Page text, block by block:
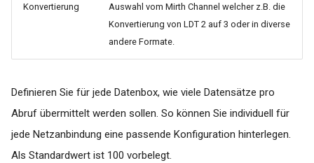
Konvertierung
Auswahl vom Mirth Channel welcher z.B. die
Konvertierung von LDT 2 auf 3 oder in diverse
andere Formate.
Definieren Sie für jede Datenbox, wie viele Datensätze pro
Abruf übermittelt werden sollen. So können Sie individuell für
jede Netzanbindung eine passende Konfiguration hinterlegen.
Als Standardwert ist 100 vorbelegt.